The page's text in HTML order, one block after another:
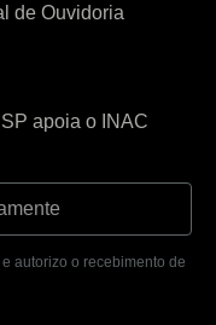
de Ouvidoria
apoia o INAC
autorizo o recebimento de